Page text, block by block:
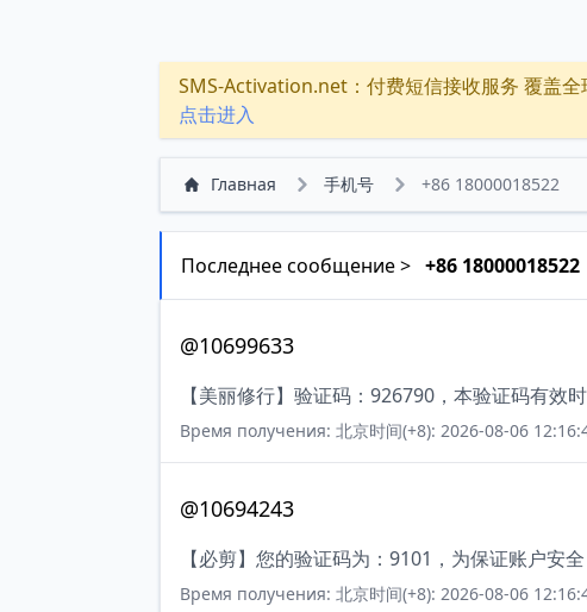
SMS-Activation.net：付费短信接收服务 覆盖
点击进入
Главная 手机号 +86 18000018522
Последнее сообщение > +86 18000018522
@10699633
【美丽修行】验证码：926790，本验证码有效
Время получения: 北京时间(+8): 2026-08-06
@10694243
【必剪】您的验证码为：9101，为保证账户安
Время получения: 北京时间(+8): 2026-08-06